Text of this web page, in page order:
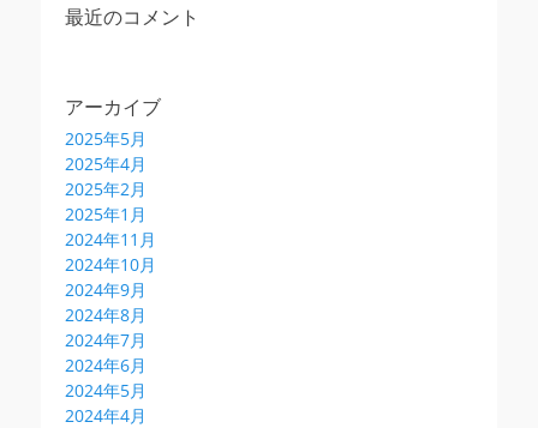
最近のコメント
アーカイブ
2025年5月
2025年4月
2025年2月
2025年1月
2024年11月
2024年10月
2024年9月
2024年8月
2024年7月
2024年6月
2024年5月
2024年4月